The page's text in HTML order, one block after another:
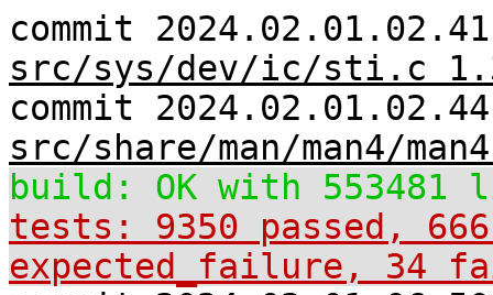
commit
src/sys/dev/ic/sti.c
commit
src/share/man/man4/
build: OK with 553481
tests: 9350 passed,
expected_failure, 34